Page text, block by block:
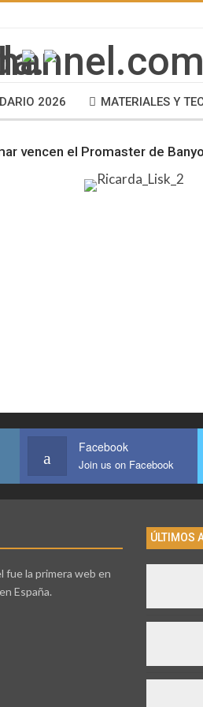
2026 MATERIALES Y
vencen el Promaster de
Facebook
Join us on Facebook
fue la primera web en
España.
ÚLTIMOS